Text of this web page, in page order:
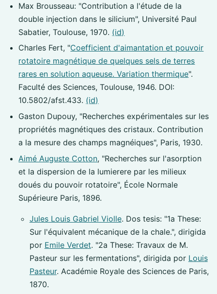
Max Brousseau: "Contribution a l'étude de la
double injection dans le silicium", Université Paul
Sabatier, Toulouse, 1970. (id)
Charles Fert, "Coefficient d'aimantation et pouvoir
rotatoire magnétique de quelques sels de terres
rares en solution aqueuse. Variation thermique".
Faculté des Sciences, Toulouse, 1946. DOI:
10.5802/afst.433. (id)
Gaston Dupouy, "Recherches expérimentales sur les
propriétés magnétiques des cristaux. Contribution
a la mesure des champs magnéiques", Paris, 1930.
Aimé Auguste Cotton, "Recherches sur l'asorption
et la dispersion de la lumierere par les milieux
doués du pouvoir rotatoire", École Normale
Supérieure Paris, 1896.
Jules Louis Gabriel Violle. Dos tesis: "1a These:
Sur l'équivalent mécanique de la chale.", dirigida
por Emile Verdet. "2a These: Travaux de M.
Pasteur sur les fermentations", dirigida por Louis
Pasteur. Académie Royale des Sciences de Paris,
1870.